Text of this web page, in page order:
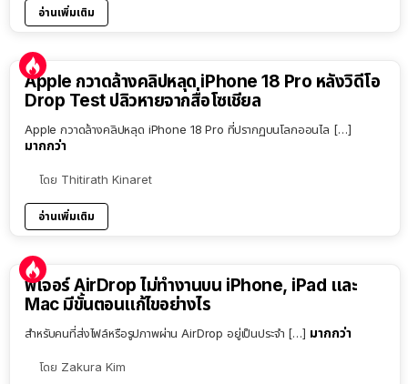
อ่านเพิ่มเติม
Apple กวาดล้างคลิปหลุด iPhone 18 Pro หลังวิดีโอ
Drop Test ปลิวหายจากสื่อโซเชียล
Apple กวาดล้างคลิปหลุด iPhone 18 Pro ที่ปรากฏบนโลกออนไล […]
มากกว่า
โดย Thitirath Kinaret
อ่านเพิ่มเติม
ฟีเจอร์ AirDrop ไม่ทำงานบน iPhone, iPad และ
Mac มีขั้นตอนแก้ไขอย่างไร
สำหรับคนที่ส่งไฟล์หรือรูปภาพผ่าน AirDrop อยู่เป็นประจำ […] มากกว่า
โดย Zakura Kim